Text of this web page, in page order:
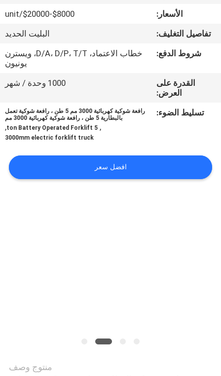
جولة
في
المعمل
مراقبة
الجودة
بنا
الأسعار:
$8000-$20000/unit
تفاصيل التغليف:
البليت الحديد
شروط الدفع:
خطاب الاعتماد، D/A، D/P، T/T، ويسترن
يونيون
القدرة على
العرض:
1000 وحدة / شهر
تسليط الضوء:
رافعة شوكية كهربائية 3000 مم 5 طن ، رافعة شوكية تعمل
بالبطارية 5 طن ، رافعة شوكية كهربائية 3000 مم
,
5 ton Battery Operated Forklift
,
3000mm electric forklift truck
افضل سعر
منتوج وصف